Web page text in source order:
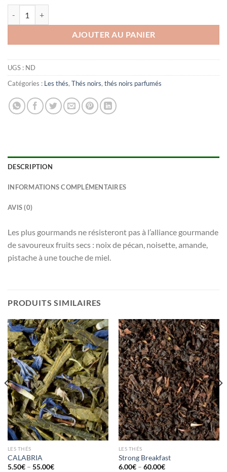
AJOUTER AU PANIER
UGS : ND
Catégories : Les thés, Thés noirs, thés noirs parfumés
DESCRIPTION
INFORMATIONS COMPLÉMENTAIRES
AVIS (0)
Les plus gourmands ne résisteront pas à l’alliance gourmande
de savoureux fruits secs : noix de pécan, noisette, amande,
pistache à une touche de miel.
PRODUITS SIMILAIRES
LES THÉS
CALABRIA
5.50€– 55.00€
LES THÉS
Strong Breakfast
6.00€– 60.00€